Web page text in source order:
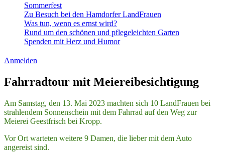
Sommerfest
Zu Besuch bei den Hamdorfer LandFrauen
Was tun, wenn es ernst wird?
Rund um den schönen und pflegeleichten Garten
Spenden mit Herz und Humor
Anmelden
Fahrradtour mit Meiereibesichtigung
Am Samstag, den 13. Mai 2023 machten sich 10 LandFrauen bei
strahlendem Sonnenschein mit dem Fahrrad auf den Weg zur
Meierei Geestfrisch bei Kropp.
Vor Ort warteten weitere 9 Damen, die lieber mit dem Auto
angereist sind.